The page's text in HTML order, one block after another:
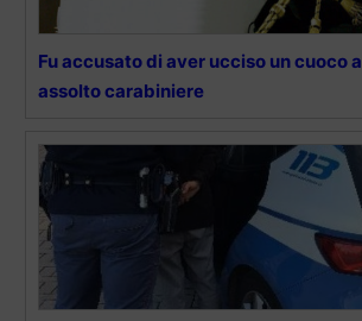
Fu accusato di aver ucciso un cuoco
assolto carabiniere